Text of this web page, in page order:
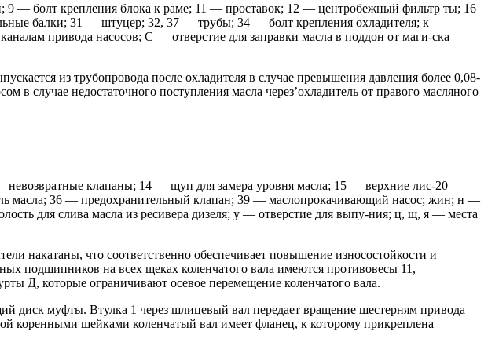
— болт крепления блока к раме; 11 — проставок; 12 — центробежный фильтр ты; 16
балки; 31 — штуцер; 32, 37 — трубы; 34 — болт крепления охладителя; к —
привода насосов; С — отверстие для заправки масла в поддон от маги-ска
из трубопровода после охладителя в случае превышения давления более 0,08-
случае недостаточного поступления масла через’охладитель от правого масляного
клапаны; 14 — щуп для замера уровня масла; 15 — верхние лис-20 —
масла; 36 — предохранительный клапан; 39 — маслопрокачивающий насос; жин; н —
для слива масла из ресивера дизеля; у — отверстие для выпу-ния; ц, щ, я — места
накатаны, что соответственно обеспечивает повышение износостойкости и
подшипников на всех щеках коленчатого вала имеются противовесы 11,
Д, которые ограничивают осевое перемещение коленчатого вала.
муфты. Втулка 1 через шлицевый вал передает вращение шестерням привода
коренными шейками коленчатый вал имеет фланец, к которому прикреплена